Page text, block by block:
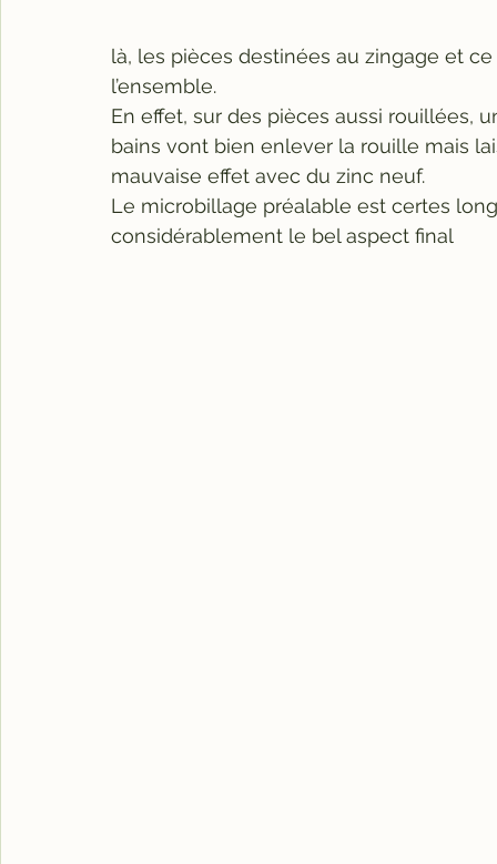
là, les pièces destinées au zingage et
l’ensemble.
En effet, sur des pièces aussi rouillées,
bains vont bien enlever la rouille mais
mauvaise effet avec du zinc neuf.
Le microbillage préalable est certes
considérablement le bel aspect final